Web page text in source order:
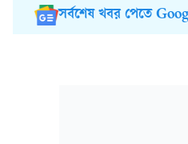
সর্বশেষ খবর পেতে